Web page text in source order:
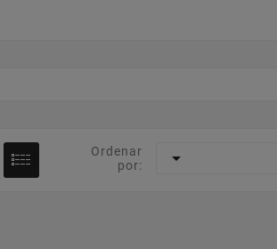
Ordenar
por:
